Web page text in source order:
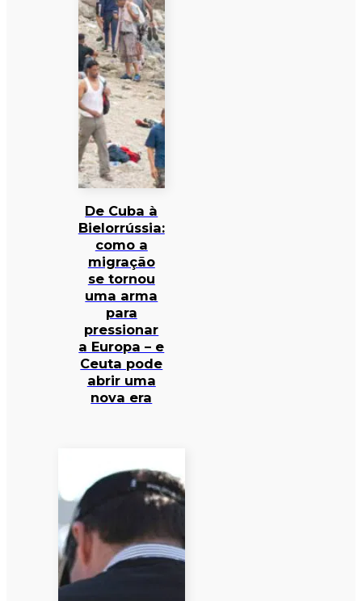
De Cuba à
Bielorrússia:
como a
migração
se tornou
uma arma
para
pressionar
a Europa – e
Ceuta pode
abrir uma
nova era